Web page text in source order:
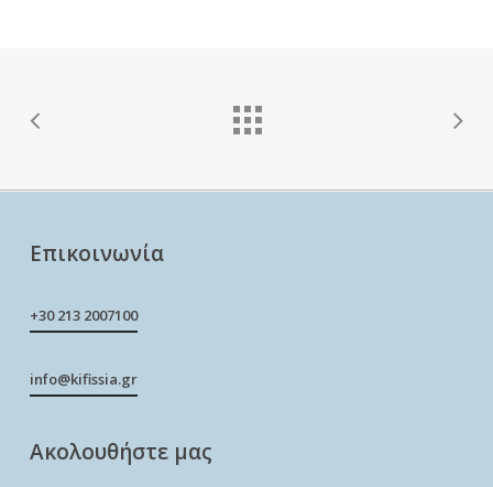
Επικοινωνία
+30 213 2007100
info@kifissia.gr
Ακολουθήστε μας